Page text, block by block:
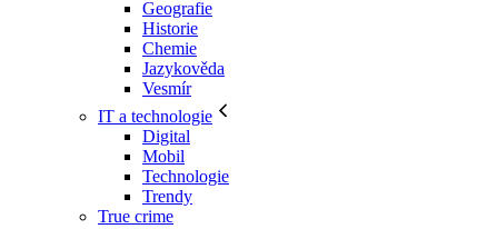
Geografie
Historie
Chemie
Jazykověda
Vesmír
IT a technologie
Digital
Mobil
Technologie
Trendy
True crime